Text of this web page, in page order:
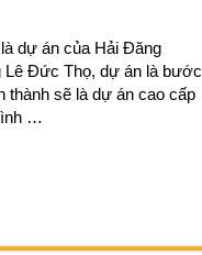
dự án của Hải Đăng
Lê Đức Thọ, dự án là bước
thành sẽ là dự án cao cấp
…